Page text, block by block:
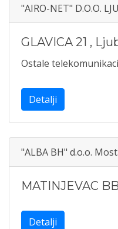
"AIRO-NET" D.O.O.
GLAVICA 21 ,
Ostale
Detalji
"ALBA BH" d.o.o.
MATINJEVAC BB
Detalji